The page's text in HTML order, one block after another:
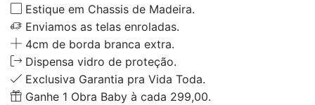
Estique em Chassis de Madeira.
Enviamos as telas enroladas.
4cm de borda branca extra.
Dispensa vidro de proteção.
Exclusiva Garantia pra Vida Toda.
Ganhe 1 Obra Baby à cada 299,00.